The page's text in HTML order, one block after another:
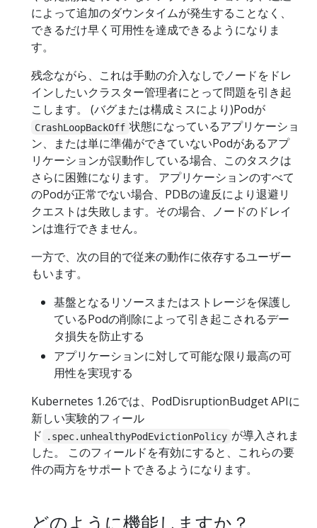
によって追加のダウンタイムが発生することなく、
できるだけ早く可用性を達成できるようになりま
す。
残念ながら、これは手動の介入なしでノードをドレ
インしたいクラスター管理者にとって問題を引き起
こします。 (バグまたは構成ミスにより)Podが
CrashLoopBackOff 状態になっているアプリケーショ
ン、または単に準備ができていないPodがあるアプ
リケーションが誤動作している場合、このタスクは
さらに困難になります。 アプリケーションのすべて
のPodが正常でない場合、PDBの違反により退避リ
クエストは失敗します。その場合、ノードのドレイ
ンは進行できません。
一方で、次の目的で従来の動作に依存するユーザー
もいます。
基盤となるリソースまたはストレージを保護し
ているPodの削除によって引き起こされるデー
タ損失を防止する
アプリケーションに対して可能な限り最高の可
用性を実現する
Kubernetes 1.26では、PodDisruptionBudget APIに
新しい実験的フィール
ド
.spec.unhealthyPodEvictionPolicy が導入されま
した。 このフィールドを有効にすると、これらの要
件の両方をサポートできるようになります。
どのように機能しますか？